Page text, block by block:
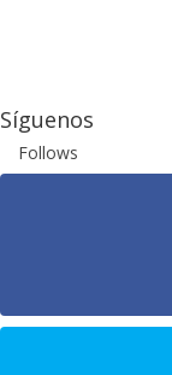
Síguenos
Follows